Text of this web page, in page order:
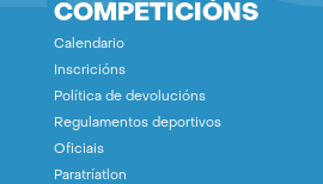
COMPETICIÓNS
Calendario
Inscricións
Política de devolucións
Regulamentos deportivos
Oficiais
Paratríatlon